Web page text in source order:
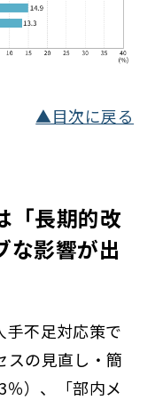
▲目次に戻る
「長期的改
な影響が出
手不足対応策で
スの見直し・簡
）、「部内メ